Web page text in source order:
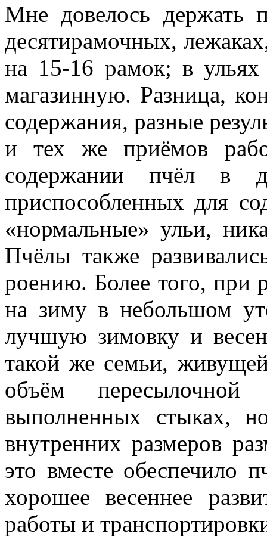
Мне довелось держать
десятирамочных,
на 15-16 рамок; в ульях
магазинную. Разница,
содержания, разные
и тех же приёмов
содержании пчёл в
приспособленных для
«нормальные» ульи,
Пчёлы также
роению. Более того, при
на зиму в небольшом
лучшую зимовку и
такой же семьи,
объём
выполненных стыках,
внутренних размеров
это вместе обеспечило
хорошее весеннее
работы и